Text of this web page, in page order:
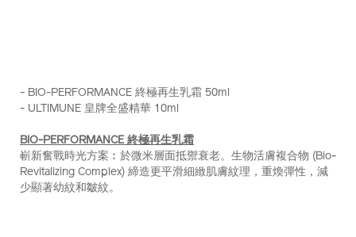
%28%E7%B8%BD%E5%80%BC-
Z11927_hk.html
編
號：
- BIO-PERFORMANCE 終極再生乳霜 50ml
- ULTIMUNE 皇牌全盛精華 10ml
BIO-PERFORMANCE 終極再生乳霜
嶄新奮戰時光方案︰於微米層面抵禦衰老。生物活膚複合物 (Bio-
Revitalizing Complex) 締造更平滑細緻肌膚紋理，重煥彈性，減
少顯著幼紋和皺紋。